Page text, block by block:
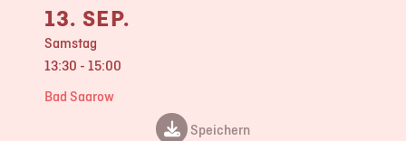
Weiterbildung Pädiatrie
Externe
Veranstaltungshinweise
Links und Downloads
13. SEP.
Samstag
13:30 - 15:00
Bad Saarow
Speichern